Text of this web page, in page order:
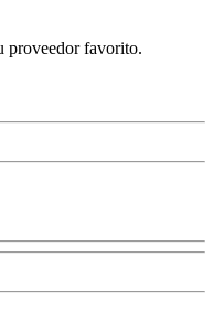
proveedor favorito.